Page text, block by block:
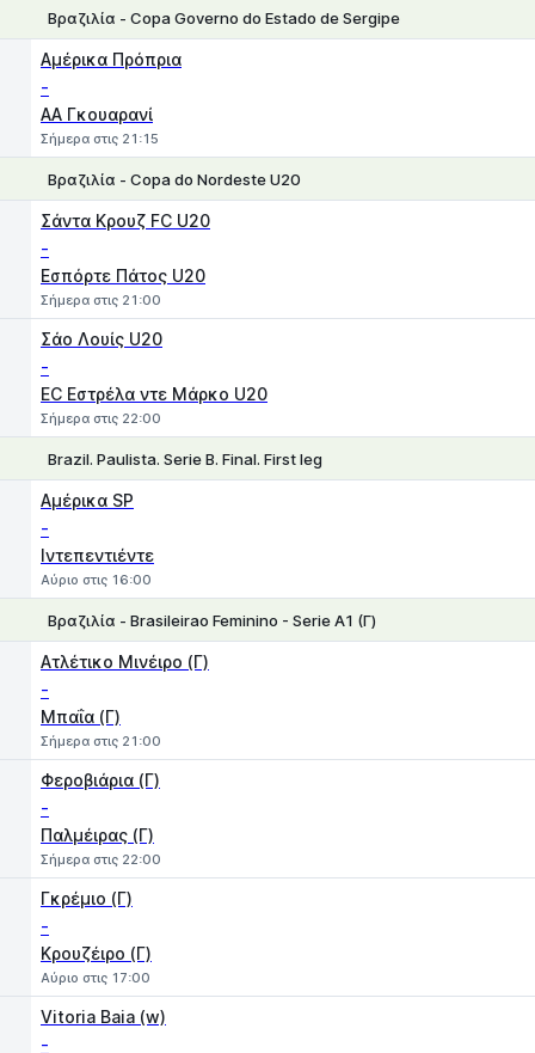
Βραζιλία - Copa Governo do Estado de Sergipe
Αμέρικα Πρόπρια
-
AA Γκουαρανί
Σήμερα στις 21:15
Βραζιλία - Copa do Nordeste U20
Σάντα Κρουζ FC U20
-
Εσπόρτε Πάτος U20
Σήμερα στις 21:00
Σάο Λουίς U20
-
EC Εστρέλα ντε Μάρκο U20
Σήμερα στις 22:00
Brazil. Paulista. Serie B. Final. First leg
Αμέρικα SP
-
Ιντεπεντιέντε
Αύριο στις 16:00
Βραζιλία - Brasileirao Feminino - Serie A1 (Γ)
Ατλέτικο Μινέιρο (Γ)
-
Μπαΐα (Γ)
Σήμερα στις 21:00
Φεροβιάρια (Γ)
-
Παλμέιρας (Γ)
Σήμερα στις 22:00
Γκρέμιο (Γ)
-
Κρουζέιρο (Γ)
Αύριο στις 17:00
Vitoria Baia (w)
-